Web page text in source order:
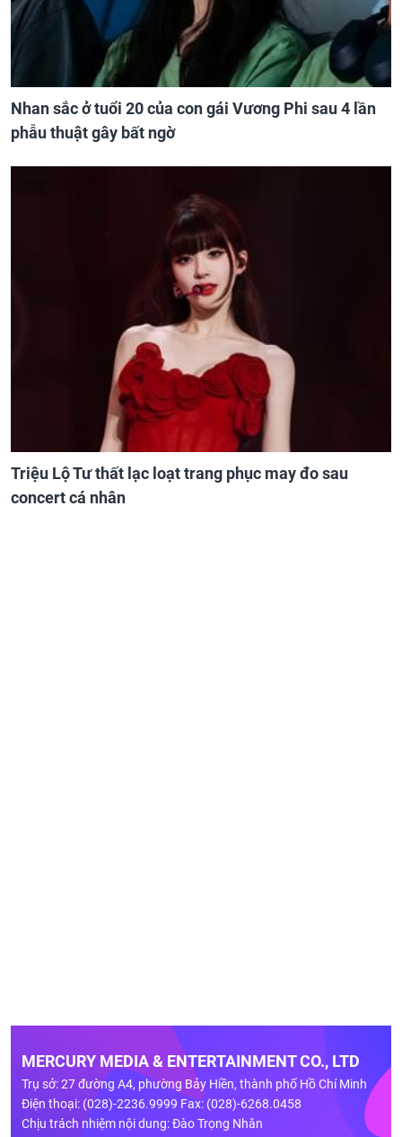
Nhan sắc ở tuổi 20 của con gái Vương Phi sau 4 lần
phẫu thuật gây bất ngờ
Triệu Lộ Tư thất lạc loạt trang phục may đo sau
concert cá nhân
MERCURY MEDIA & ENTERTAINMENT CO., LTD
Trụ sở: 27 đường A4, phường Bảy Hiền, thành phố Hồ Chí Minh
Điện thoại: (028)-2236.9999 Fax: (028)-6268.0458
Chịu trách nhiệm nội dung: Đào Trọng Nhân